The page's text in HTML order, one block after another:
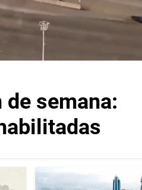
semana: